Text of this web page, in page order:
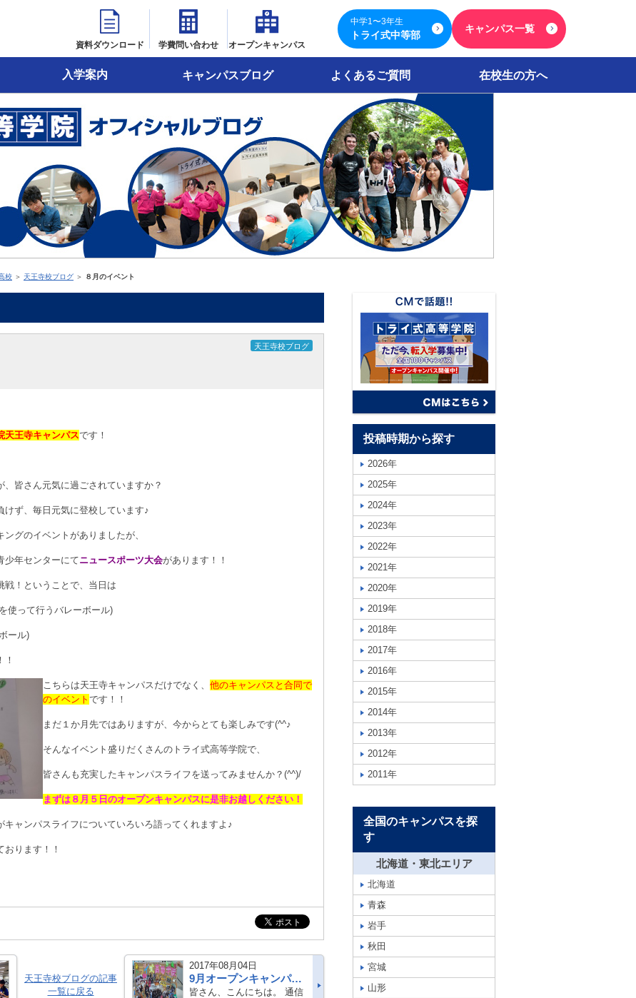
資料ダウンロード 学費問い合わせ オープンキャンパス
中学1〜3年生
トライ式中等部
キャンパス一覧
入学案内 キャンパスブログ よくあるご質問 在校生の方へ
校 ＞ 天王寺校ブログ ＞ ８月のイベント
天王寺校ブログ
天王寺キャンパスです！
皆さん元気に過ごされていますか？
ず、毎日元気に登校しています♪
グのイベントがありましたが、
少年センターにてニュースポーツ大会があります！！
戦！ということで、当日は
使って行うバレーボール)
ール)
こちらは天王寺キャンパスだけでなく、 他のキャンパスと合同で
のイベント です！！
まだ１か月先ではありますが、今からとても楽しみです(^^♪
そんなイベント盛りだくさんのトライ式高等学院で、
皆さんも充実したキャンパスライフを送ってみませんか？(^^)/
まずは８月５日のオープンキャンパスに是非お越しください！
ャンパスライフについていろいろ語ってくれますよ♪
ります！！
天王寺校ブログの記事
一覧に戻る
2017年08月04日
9月オープンキャンパスのお知らせ
皆さん、こんにちは。 通信
投稿時期から探す
2026年
2025年
2024年
2023年
2022年
2021年
2020年
2019年
2018年
2017年
2016年
2015年
2014年
2013年
2012年
2011年
全国のキャンパスを探
す
北海道・東北エリア
北海道
青森
岩手
秋田
宮城
山形